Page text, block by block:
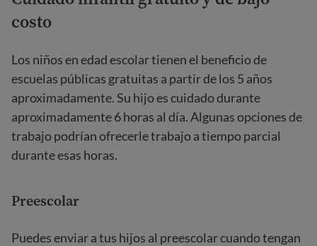
costo
Los niños en edad escolar tienen el beneficio de
escuelas públicas gratuitas a partir de los 5 años
aproximadamente. Su hijo es cuidado durante
aproximadamente 6 horas al día. Algunas opciones de
trabajo podrían ofrecerle trabajo a tiempo parcial
durante esas horas.
Preescolar
Puedes enviar a tus hijos al preescolar cuando tengan